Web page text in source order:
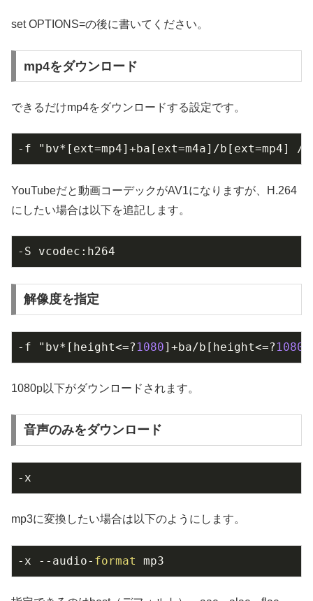
set OPTIONS=の後に書いてください。
mp4をダウンロード
できるだけmp4をダウンロードする設定です。
-f "bv*[ext=mp4]+ba[ext=m4a]/b[ext=mp4] /
YouTubeだと動画コーデックがAV1になりますが、H.264
にしたい場合は以下を追記します。
-S vcodec:h264
解像度を指定
-f "bv*[height<=? 1080]+ba/b[height<=? 1080
1080p以下がダウンロードされます。
音声のみをダウンロード
-x
mp3に変換したい場合は以下のようにします。
-x --audio- format mp3